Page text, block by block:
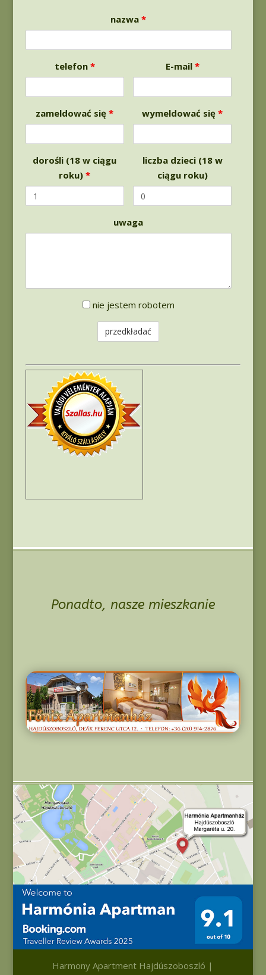
nazwa*
telefon * E-mail *
zameldować się* wymeldować się*
dorośli (18 w ciągu
roku)*
liczba dzieci (18 w
ciągu roku)
uwaga
Sterowanie
robotem
nie jestem robotem
Ponadto, nasze mieszkanie
Harmony Apartment Hajdúszoboszló |